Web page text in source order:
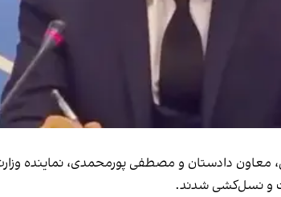
دادستان و مصطفی پورمحمدی، نماینده
و نسل‌کشی شدند.